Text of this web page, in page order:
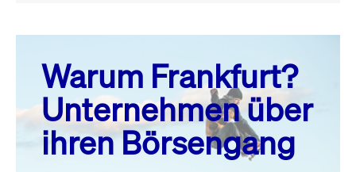
August 26
MO. DI. MI. DO. FR. SA. SO.
1
2
3
4 5 6 7 8
Warum Frankfurt?
Unternehmen über
ihren Börsengang